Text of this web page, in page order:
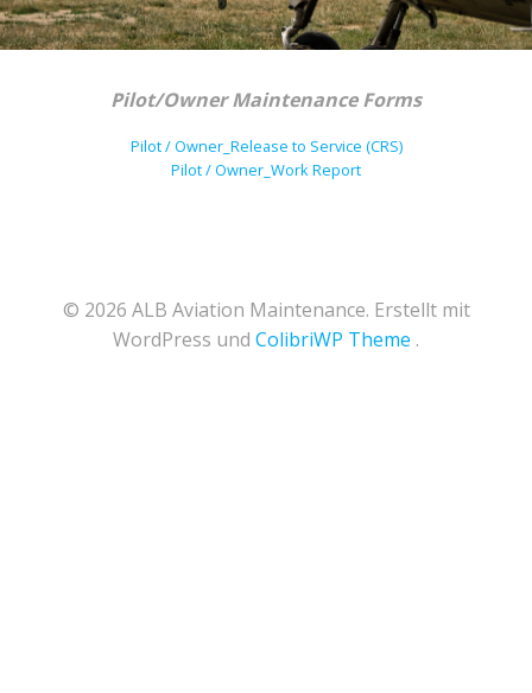
Pilot/Owner Maintenance Forms
Pilot / Owner_Release to Service (CRS)
Pilot / Owner_Work Report
© 2026 ALB Aviation Maintenance. Erstellt mit
WordPress und ColibriWP Theme .